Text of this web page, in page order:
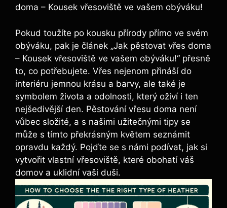
doma – Kousek vřesoviště ve vašem obýváku!
Pokud toužíte po kousku přírody přímo ve svém
obýváku, pak je článek „Jak pěstovat vřes doma
– Kousek vřesoviště ve vašem obýváku!“ přesně
to, co potřebujete. Vřes nejenom přináší do
interiéru jemnou krásu a barvy, ale také je
symbolem života a odolnosti, který oživí i ten
nejšedivější den. Pěstování vřesu doma není
vůbec složité, a s našimi užitečnými tipy se
může s tímto překrásným květem seznámit
opravdu každý. Pojďte se s námi podívat, jak si
vytvořit vlastní vřesoviště, které obohatí váš
domov a uklidní vaši duši.